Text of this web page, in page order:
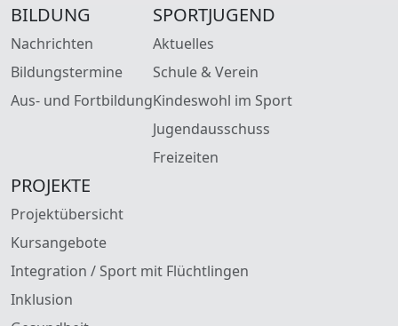
BILDUNG
Nachrichten
Bildungstermine
Aus- und Fortbildung
SPORTJUGEND
Aktuelles
Schule & Verein
Kindeswohl im Sport
Jugendausschuss
Freizeiten
PROJEKTE
Projektübersicht
Kursangebote
Integration / Sport mit Flüchtlingen
Inklusion